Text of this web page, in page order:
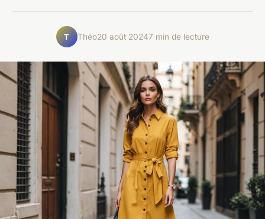
T Théo20 août 20247 min de lecture